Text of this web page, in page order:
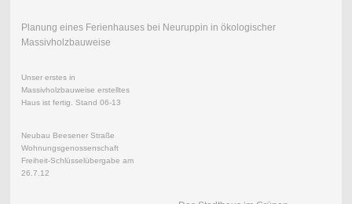
Planung eines Ferienhauses bei Neuruppin in ökologischer
Massivholzbauweise
Unser erstes in
Massivholzbauweise erstelltes
Haus ist fertig. Stand 06-13
Neubau Beesener Straße
Wohnungsgenossenschaft
Freiheit-Schlüsselübergabe am
26.7.12